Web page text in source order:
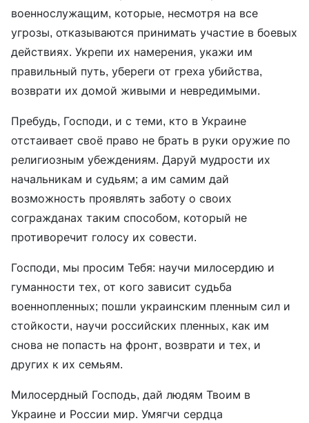
военнослужащим, которые, несмотря на все
угрозы, отказываются принимать участие в боевых
действиях. Укрепи их намерения, укажи им
правильный путь, убереги от греха убийства,
возврати их домой живыми и невредимыми.
Пребудь, Господи, и с теми, кто в Украине
отстаивает своё право не брать в руки оружие по
религиозным убеждениям. Даруй мудрости их
начальникам и судьям; а им самим дай
возможность проявлять заботу о своих
согражданах таким способом, который не
противоречит голосу их совести.
Господи, мы просим Тебя: научи милосердию и
гуманности тех, от кого зависит судьба
военнопленных; пошли украинским пленным сил и
стойкости, научи российских пленных, как им
снова не попасть на фронт, возврати и тех, и
других к их семьям.
Милосердный Господь, дай людям Твоим в
Украине и России мир. Умягчи сердца